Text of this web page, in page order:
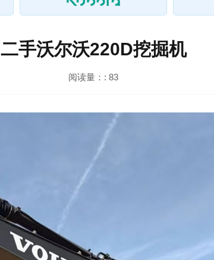
二手沃尔沃220D挖掘机
阅读量：: 83